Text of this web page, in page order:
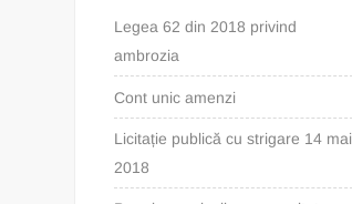
Legea 62 din 2018 privind
ambrozia
Cont unic amenzi
Licitație publică cu strigare 14 mai
2018